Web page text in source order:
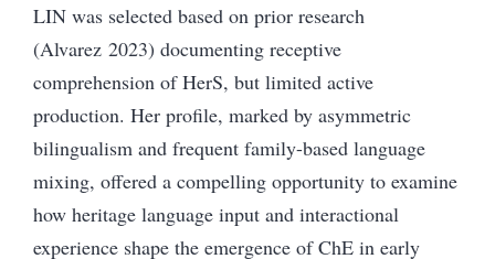
LIN was selected based on prior research
(Alvarez 2023) documenting receptive
comprehension of HerS, but limited active
production. Her profile, marked by asymmetric
bilingualism and frequent family-based language
mixing, offered a compelling opportunity to examine
how heritage language input and interactional
experience shape the emergence of ChE in early